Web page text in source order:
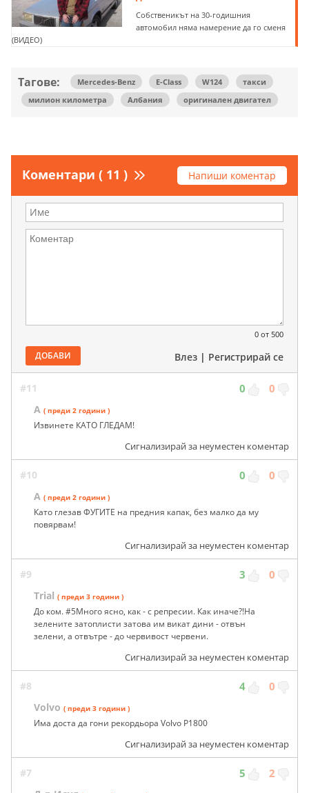
Собственикът на 30-годишния
автомобил няма намерение да го сменя
(ВИДЕО)
Тагове: Mercedes-Benz E-Class W124
такси
милион километра
Албания оригинален двигател
Коментари ( 11 ) Напиши коментар
0 от 500
ДОБАВИ Влез | Регистрирай се
#11 0 0
А ( преди 2 години )
Извинете КАТО ГЛЕДАМ!
Сигнализирай за неуместен коментар
#10 0 0
А ( преди 2 години )
Като глезав ФУГИТЕ на предния капак, без малко да му
повярвам!
Сигнализирай за неуместен коментар
#9 3 0
Trial ( преди 3 години )
До ком. #5Много ясно, как - с репресии. Как иначе?!На
зелените затоплисти затова им викат дини - отвън
зелени, а отвътре - до червивост червени.
Сигнализирай за неуместен коментар
#8 4 0
Volvo ( преди 3 години )
Има доста да гони рекордьора Volvo P1800
Сигнализирай за неуместен коментар
#7 5 2